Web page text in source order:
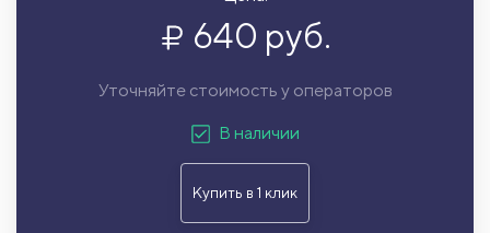
640 руб.
Уточняйте стоимость у операторов
В наличии
Купить в 1 клик